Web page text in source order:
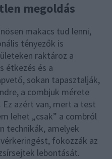
megoldás
makacs tud lenni,
tényezők is
raktároz a
étkezés és a
sokan tapasztalják,
a combjuk mérete
azért van, mert a test
lehet „csak” a combról
technikák, amelyek
fokozzák az
lebontását.